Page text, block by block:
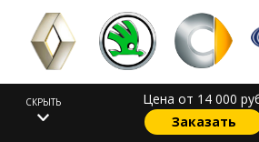
СКРЫТЬ
Цена от 14 000
Заказать